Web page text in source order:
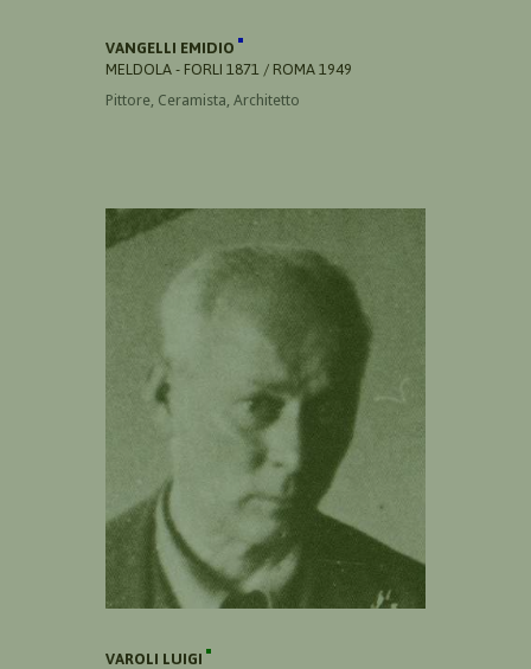
VANGELLI EMIDIO
MELDOLA - FORLI 1871 / ROMA 1949
Pittore, Ceramista, Architetto
VAROLI LUIGI